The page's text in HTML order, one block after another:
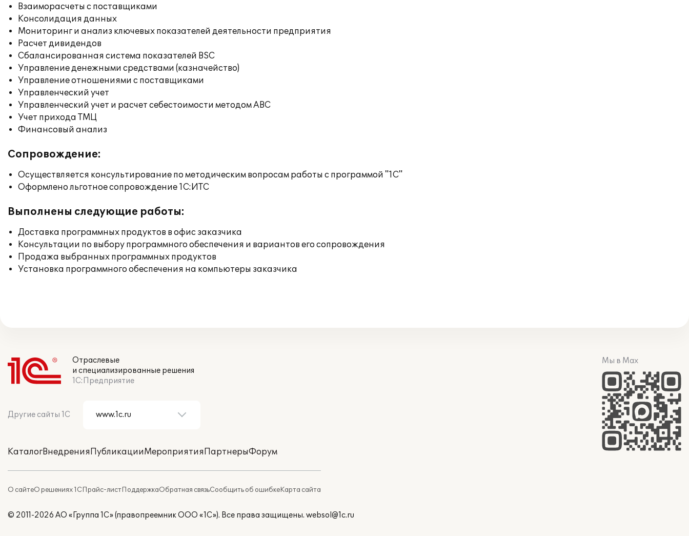
Взаиморасчеты с поставщиками
Консолидация данных
Мониторинг и анализ ключевых показателей деятельности предприятия
Расчет дивидендов
Сбалансированная система показателей BSC
Управление денежными средствами (казначейство)
Управление отношениями с поставщиками
Управленческий учет
Управленческий учет и расчет себестоимости методом ABC
Учет прихода ТМЦ
Финансовый анализ
Сопровождение:
Осуществляется консультирование по методическим вопросам работы с программой "1С"
Оформлено льготное сопровождение 1С:ИТС
Выполнены следующие работы:
Доставка программных продуктов в офис заказчика
Консультации по выбору программного обеспечения и вариантов его сопровождения
Продажа выбранных программных продуктов
Установка программного обеспечения на компьютеры заказчика
Отраслевые
и специализированные решения
1С:Предприятие
Другие сайты 1С
КаталогВнедренияПубликацииМероприятияПартнерыФорум
О сайтеО решениях 1СПрайс-листПоддержкаОбратная связьСообщить об ошибкеКарта сайта
Мы в Max
© 2011-2026 АО «Группа 1С» (правопреемник ООО «1С»). Все права защищены. websol@1c.ru